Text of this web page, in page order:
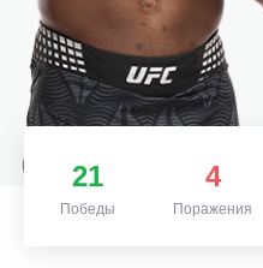
21
Победы
4
Поражения